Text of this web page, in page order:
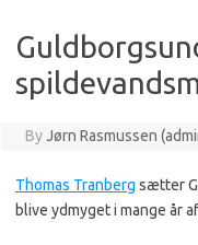
ByJørn Rasmussen
Thomas Tranberg sætter
blive ydmyget i mange år